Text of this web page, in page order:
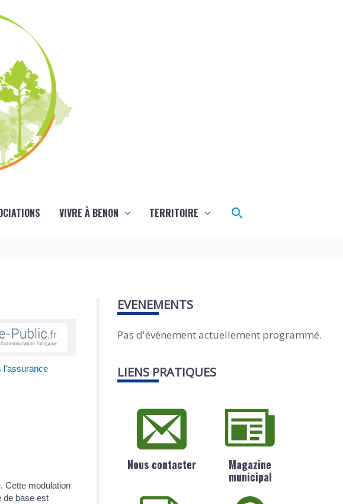
VIVRE À BENON TERRITOIRE Rechercher
l'assurance
Cette modulation
de base est
EVENEMENTS
Pas d'événement actuellement programmé.
LIENS PRATIQUES
Nous contacter
Magazine
municipal